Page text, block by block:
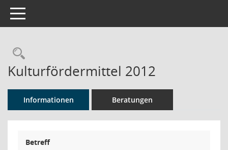
Toggle navigation
Rechercheauswahl
Kulturfördermittel 2012
Informationen Beratungen
Betreff